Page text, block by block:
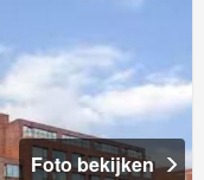
Foto bekijken